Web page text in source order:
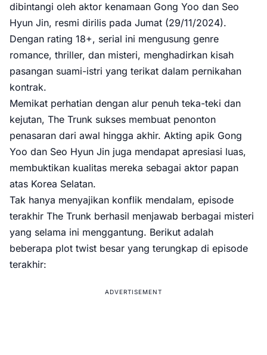
dibintangi oleh aktor kenamaan Gong Yoo dan Seo
Hyun Jin, resmi dirilis pada Jumat (29/11/2024).
Dengan rating 18+, serial ini mengusung genre
romance, thriller, dan misteri, menghadirkan kisah
pasangan suami-istri yang terikat dalam pernikahan
kontrak.
Memikat perhatian dengan alur penuh teka-teki dan
kejutan, The Trunk sukses membuat penonton
penasaran dari awal hingga akhir. Akting apik Gong
Yoo dan Seo Hyun Jin juga mendapat apresiasi luas,
membuktikan kualitas mereka sebagai aktor papan
atas Korea Selatan.
Tak hanya menyajikan konflik mendalam, episode
terakhir The Trunk berhasil menjawab berbagai misteri
yang selama ini menggantung. Berikut adalah
beberapa plot twist besar yang terungkap di episode
terakhir:
ADVERTISEMENT